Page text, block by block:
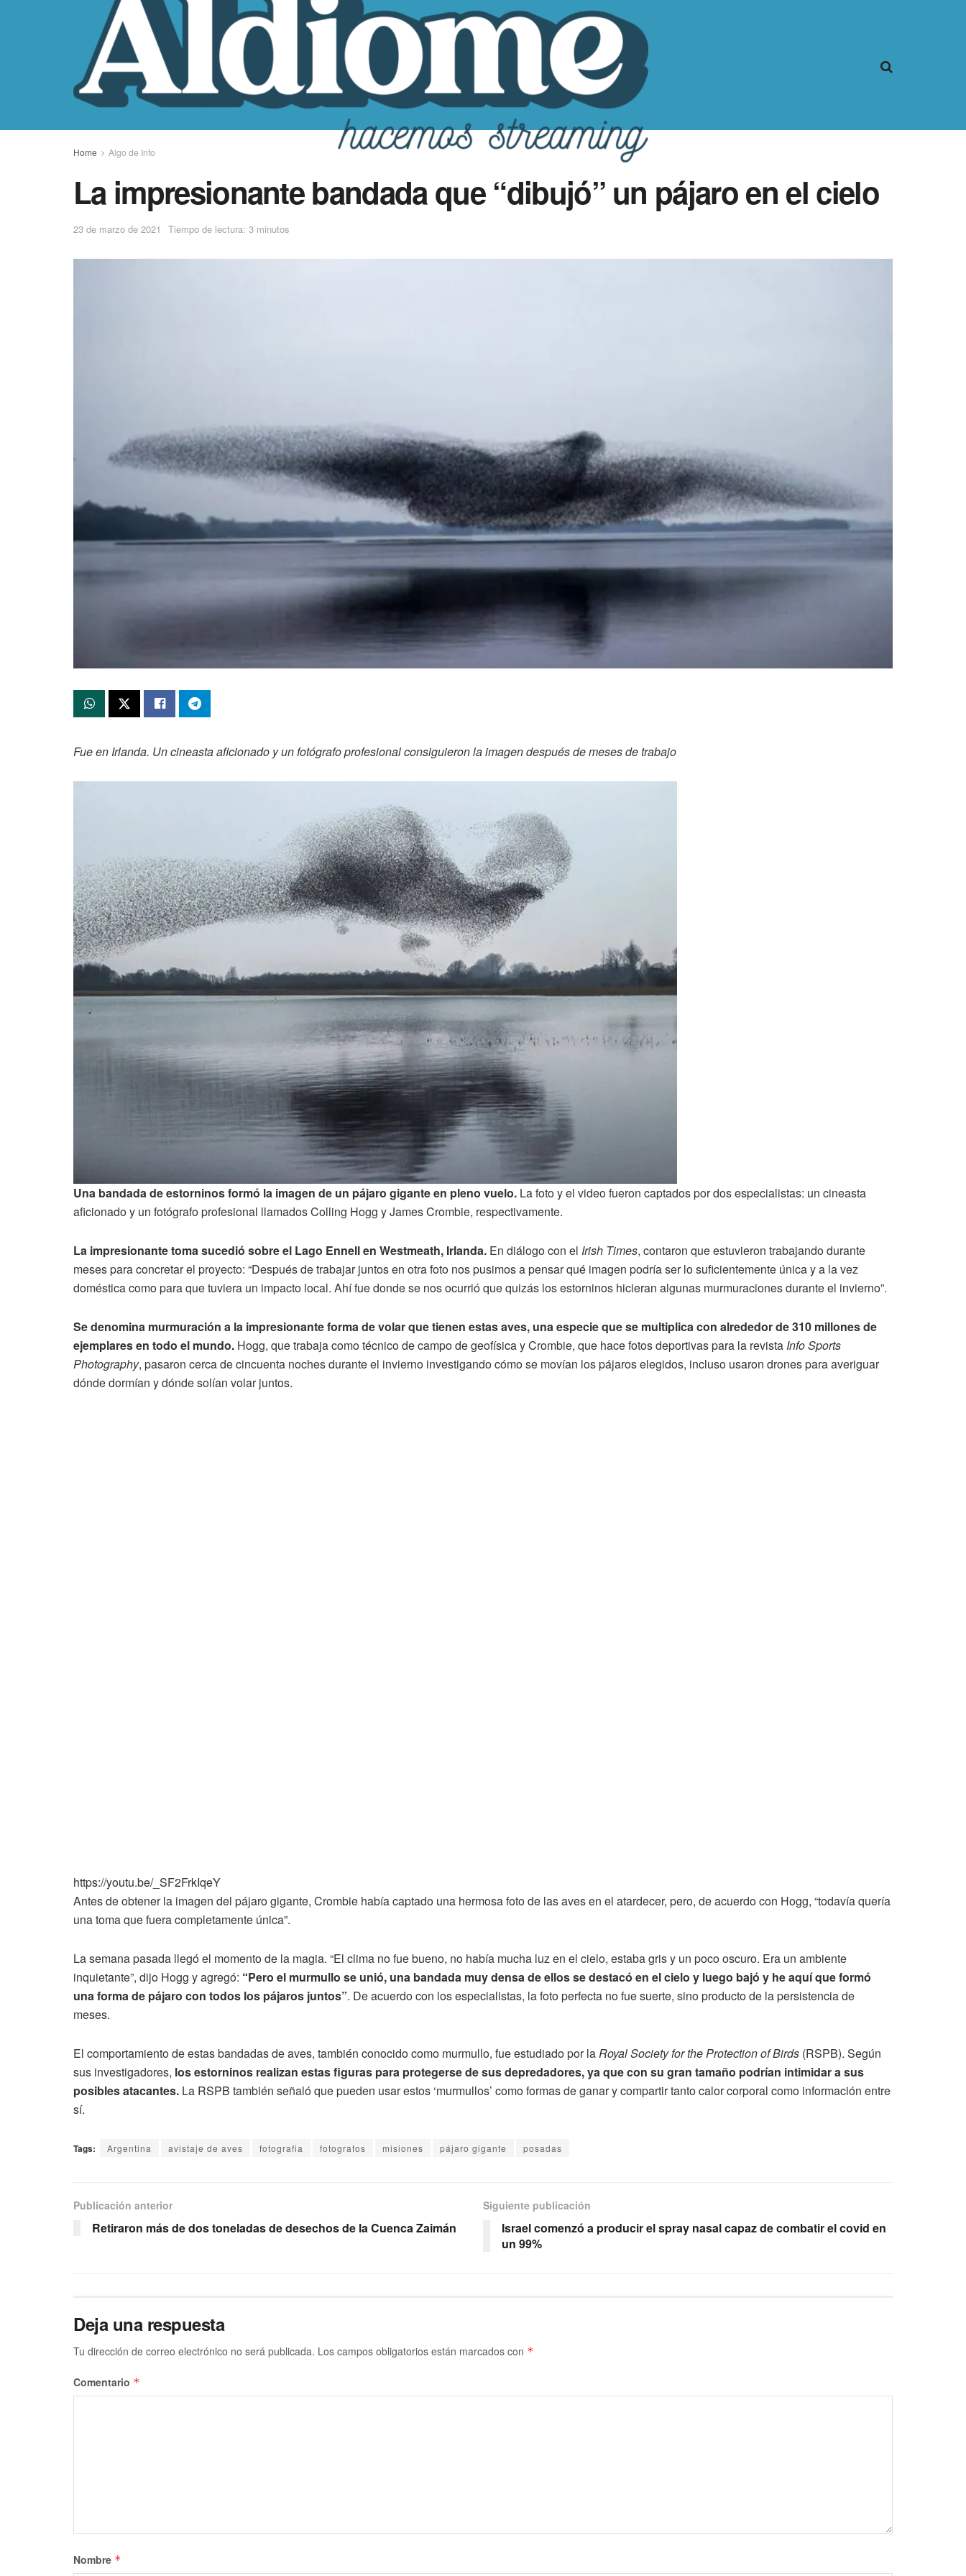
Home Algo de Info
La impresionante bandada que “dibujó” un pájaro en el cielo
23 de marzo de 2021 Tiempo de lectura: 3 minutos
Fue en Irlanda. Un cineasta aficionado y un fotógrafo profesional consiguieron la imagen después de meses de trabajo
Una bandada de estorninos formó la imagen de un pájaro gigante en pleno vuelo. La foto y el video fueron captados por dos especialistas: un cineasta
aficionado y un fotógrafo profesional llamados Colling Hogg y James Crombie, respectivamente.
La impresionante toma sucedió sobre el Lago Ennell en Westmeath, Irlanda. En diálogo con el Irish Times, contaron que estuvieron trabajando durante
meses para concretar el proyecto: “Después de trabajar juntos en otra foto nos pusimos a pensar qué imagen podría ser lo suficientemente única y a la vez
doméstica como para que tuviera un impacto local. Ahí fue donde se nos ocurrió que quizás los estorninos hicieran algunas murmuraciones durante el invierno”.
Se denomina murmuración a la impresionante forma de volar que tienen estas aves, una especie que se multiplica con alrededor de 310 millones de
ejemplares en todo el mundo. Hogg, que trabaja como técnico de campo de geofísica y Crombie, que hace fotos deportivas para la revista Info Sports
Photography, pasaron cerca de cincuenta noches durante el invierno investigando cómo se movían los pájaros elegidos, incluso usaron drones para averiguar
dónde dormían y dónde solían volar juntos.
https://youtu.be/_SF2FrkIqeY
Antes de obtener la imagen del pájaro gigante, Crombie había captado una hermosa foto de las aves en el atardecer, pero, de acuerdo con Hogg, “todavía quería
una toma que fuera completamente única”.
La semana pasada llegó el momento de la magia. “El clima no fue bueno, no había mucha luz en el cielo, estaba gris y un poco oscuro. Era un ambiente
inquietante”, dijo Hogg y agregó: “Pero el murmullo se unió, una bandada muy densa de ellos se destacó en el cielo y luego bajó y he aquí que formó
una forma de pájaro con todos los pájaros juntos”. De acuerdo con los especialistas, la foto perfecta no fue suerte, sino producto de la persistencia de
meses.
El comportamiento de estas bandadas de aves, también conocido como murmullo, fue estudiado por laRoyal Society for the Protection of Birds (RSPB). Según
sus investigadores, los estorninos realizan estas figuras para protegerse de sus depredadores, ya que con su gran tamaño podrían intimidar a sus
posibles atacantes. La RSPB también señaló que pueden usar estos ‘murmullos’ como formas de ganar y compartir tanto calor corporal como información entre
sí.
Tags: Argentina avistaje de aves fotografia fotografos misiones pájaro gigante posadas
Publicación anterior
Retiraron más de dos toneladas de desechos de la Cuenca Zaimán
Siguiente publicación
Israel comenzó a producir el spray nasal capaz de combatir el covid en
un 99%
Deja una respuesta
Tu dirección de correo electrónico no será publicada. Los campos obligatorios están marcados con *
Comentario *
Nombre *